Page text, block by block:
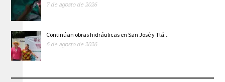
7 de agosto de 2026
Continúan obras hidráulicas en San José y Tlá...
6 de agosto de 2026